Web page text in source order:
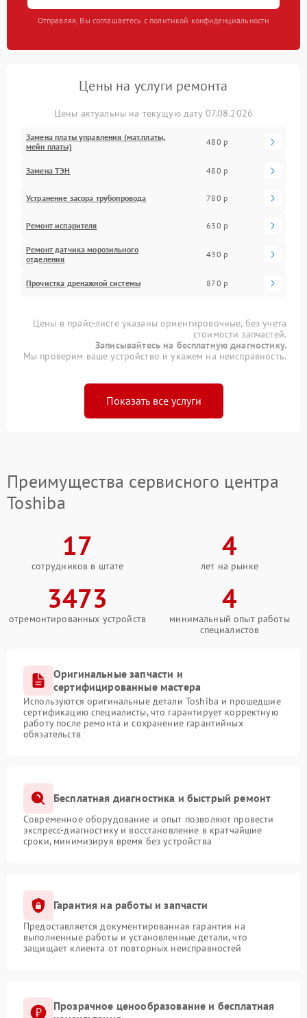
Отправляя, Вы соглашаетесь с политикой конфиденциальности
Цены на услуги ремонта
Цены актуальны на текущую дату 07.08.2026
Замена платы управления (мат.платы,
мейн платы)
480 р
Замена ТЭН 480 р
Устранение засора трубопровода 780 р
Ремонт испарителя 630 р
Ремонт датчика морозильного
отделения
430 р
Прочистка дренажной системы 870 р
Цены в прайс-листе указаны ориентировочные, без учета
стоимости запчастей.
Записывайтесь на бесплатную диагностику.
Мы проверим ваше устройство и укажем на неисправность.
Показать все услуги
Преимущества сервисного центра
Toshiba
17
сотрудников в штате
4
лет на рынке
3473
отремонтированных устройств
4
минимальный опыт работы
специалистов
Оригинальные запчасти и
сертифицированные мастера
Используются оригинальные детали Toshiba и прошедшие
сертификацию специалисты, что гарантирует корректную
работу после ремонта и сохранение гарантийных
обязательств
Бесплатная диагностика и быстрый ремонт
Современное оборудование и опыт позволяют провести
экспресс-диагностику и восстановление в кратчайшие
сроки, минимизируя время без устройства
Гарантия на работы и запчасти
Предоставляется документированная гарантия на
выполненные работы и установленные детали, что
защищает клиента от повторных неисправностей
Прозрачное ценообразование и бесплатная